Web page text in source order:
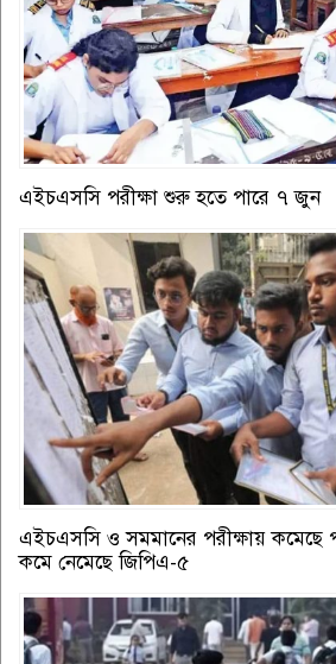
এইচএসসি পরীক্ষা শুরু হতে পারে ৭ জুন
এইচএসসি ও সমমানের পরীক্ষায় কমেছে
কমে নেমেছে জিপিএ-৫